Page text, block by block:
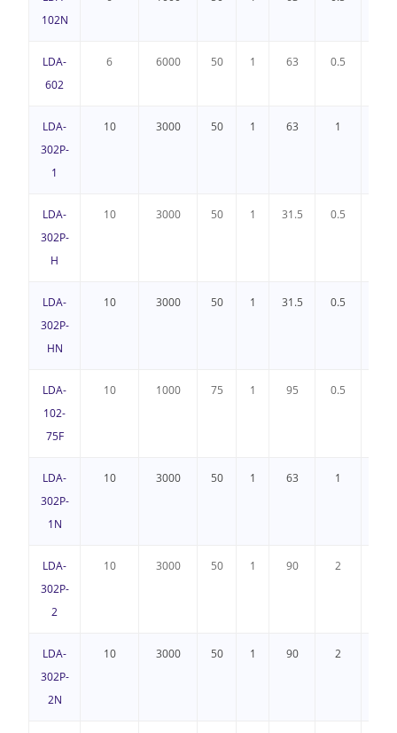
102N
LDA-
602
6 6000 50 1 63 0.5
LDA-
302P-
1
10 3000 50 1 63 1
LDA-
302P-
H
10 3000 50 1 31.5 0.5
LDA-
302P-
HN
10 3000 50 1 31.5 0.5
LDA-
102-
75F
10 1000 75 1 95 0.5
LDA-
302P-
1N
10 3000 50 1 63 1
LDA-
302P-
2
10 3000 50 1 90 2
LDA-
302P-
2N
10 3000 50 1 90 2